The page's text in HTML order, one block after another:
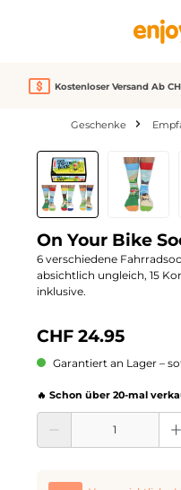
Kostenloser Versand Ab
Geschenke
Bildergalerie überspringen
On Your Bike
6 verschiedene
absichtlich ungleich, 15
inklusive.
CHF 24.95
Garantiert an Lager –
🔥 Schon über 20-mal
Produkt Anzahl: Gib den